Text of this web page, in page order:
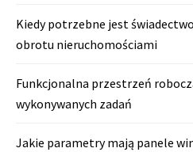
Kiedy potrzebne jest
obrotu nieruchomościami
Funkcjonalna przestrzeń
wykonywanych zadań
Jakie parametry mają panele